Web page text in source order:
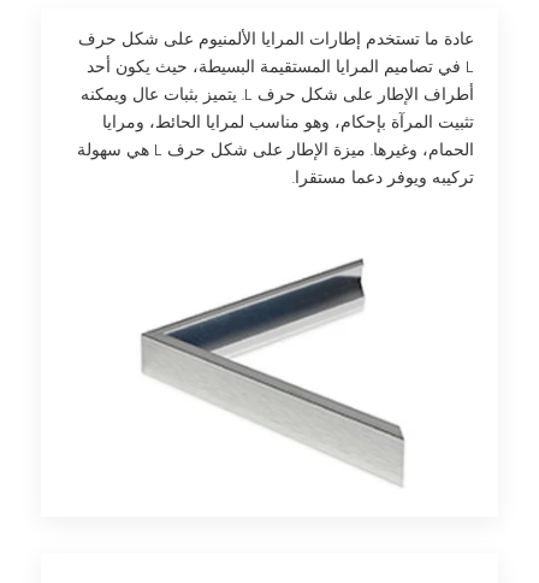
عادة ما تستخدم إطارات المرايا الألمنيوم على شكل حرف
L في تصاميم المرايا المستقيمة البسيطة، حيث يكون أحد
أطراف الإطار على شكل حرف L. يتميز بثبات عال ويمكنه
تثبيت المرآة بإحكام، وهو مناسب لمرايا الحائط، ومرايا
الحمام، وغيرها. ميزة الإطار على شكل حرف L هي سهولة
تركيبه ويوفر دعما مستقرا.